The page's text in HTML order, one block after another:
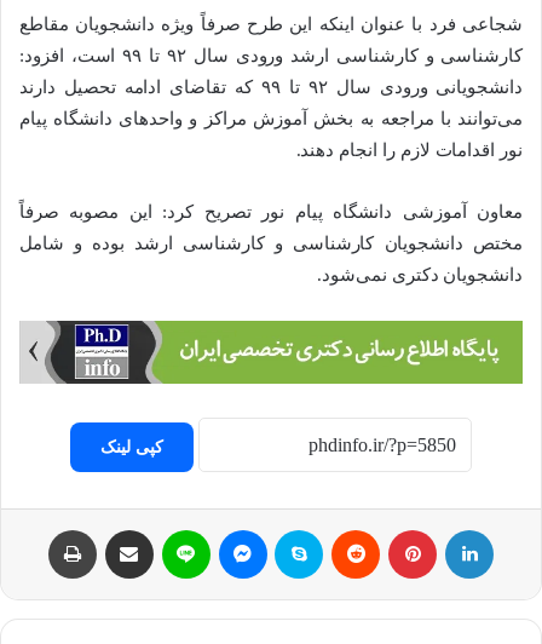
شجاعی فرد با عنوان اینکه این طرح صرفاً ویژه دانشجویان مقاطع
کارشناسی و کارشناسی ارشد ورودی سال ۹۲ تا ۹۹ است، افزود:
دانشجویانی ورودی سال ۹۲ تا ۹۹ که تقاضای ادامه تحصیل دارند
می‌توانند با مراجعه به بخش آموزش مراکز و واحدهای دانشگاه پیام
نور اقدامات لازم را انجام دهند.
معاون آموزشی دانشگاه پیام نور تصریح کرد: این مصوبه صرفاً
مختص دانشجویان کارشناسی و کارشناسی ارشد بوده و شامل
دانشجویان دکتری نمی‌شود.
کپی لینک